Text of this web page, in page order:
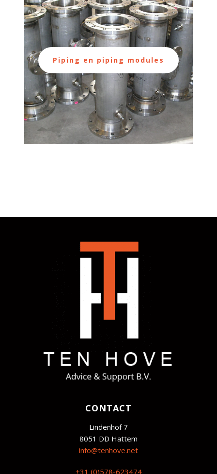
Piping en piping modules
CONTACT
Lindenhof 7
8051 DD Hattem
info@tenhove.net
+31 (0)578-623474